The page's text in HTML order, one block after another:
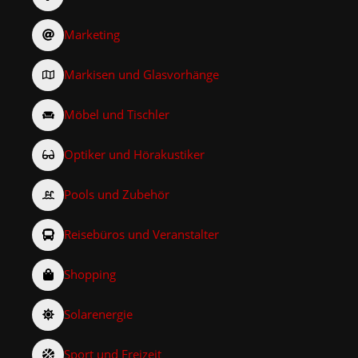
Marketing
Markisen und Glasvorhänge
Möbel und Tischler
Optiker und Hörakustiker
Pools und Zubehör
Reisebüros und Veranstalter
Shopping
Solarenergie
Sport und Freizeit